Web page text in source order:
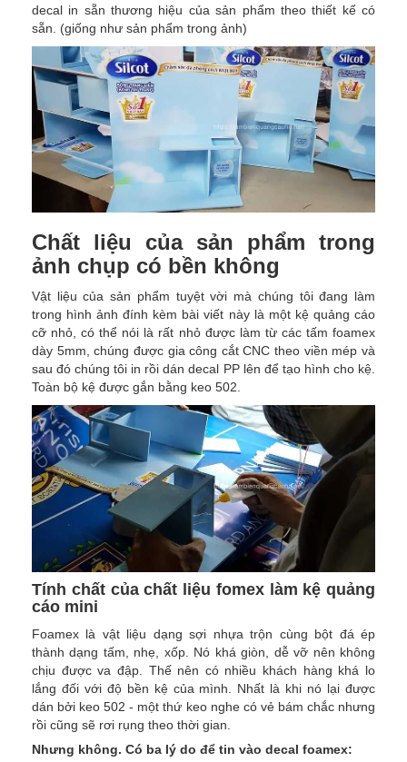
decal in sẵn thương hiệu của sản phẩm theo thiết kế có
sẵn. (giống như sản phẩm trong ảnh)
Chất liệu của sản phẩm trong
ảnh chụp có bền không
Vật liệu của sản phẩm tuyệt vời mà chúng tôi đang làm
trong hình ảnh đính kèm bài viết này là một kệ quảng cáo
cỡ nhỏ, có thể nói là rất nhỏ được làm từ các tấm foamex
dày 5mm, chúng được gia công cắt CNC theo viền mép và
sau đó chúng tôi in rồi dán decal PP lên để tạo hình cho kệ.
Toàn bộ kệ được gắn bằng keo 502.
Tính chất của chất liệu fomex làm kệ quảng
cáo mini
Foamex là vật liệu dạng sợi nhựa trộn cùng bột đá ép
thành dạng tấm, nhẹ, xốp. Nó khá giòn, dễ vỡ nên không
chịu được va đập. Thế nên có nhiều khách hàng khá lo
lắng đối với độ bền kệ của mình. Nhất là khi nó lại được
dán bởi keo 502 - một thứ keo nghe có vẻ bám chắc nhưng
rồi cũng sẽ rơi rụng theo thời gian.
Nhưng không. Có ba lý do để tin vào decal foamex: